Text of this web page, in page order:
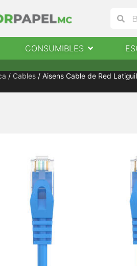
Buscar
CONSUMIBLES
CONSUMIBLES Abrir
/ Cables / Aisens Cable de Red